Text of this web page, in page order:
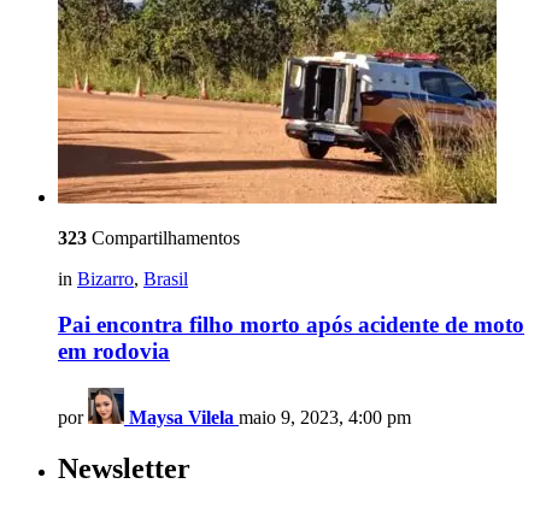
323 Compartilhamentos
in Bizarro, Brasil
Pai encontra filho morto após acidente de moto
em rodovia
por Maysa Vilela maio 9, 2023, 4:00 pm
Newsletter